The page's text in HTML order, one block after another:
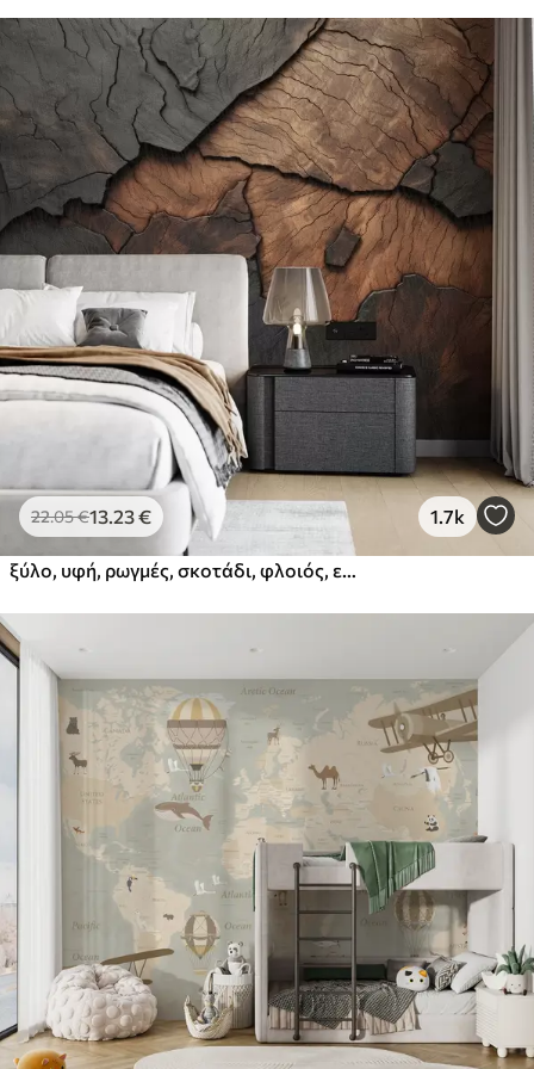
81.6749.00€/m²
22.05€13 .23€ 1.7k